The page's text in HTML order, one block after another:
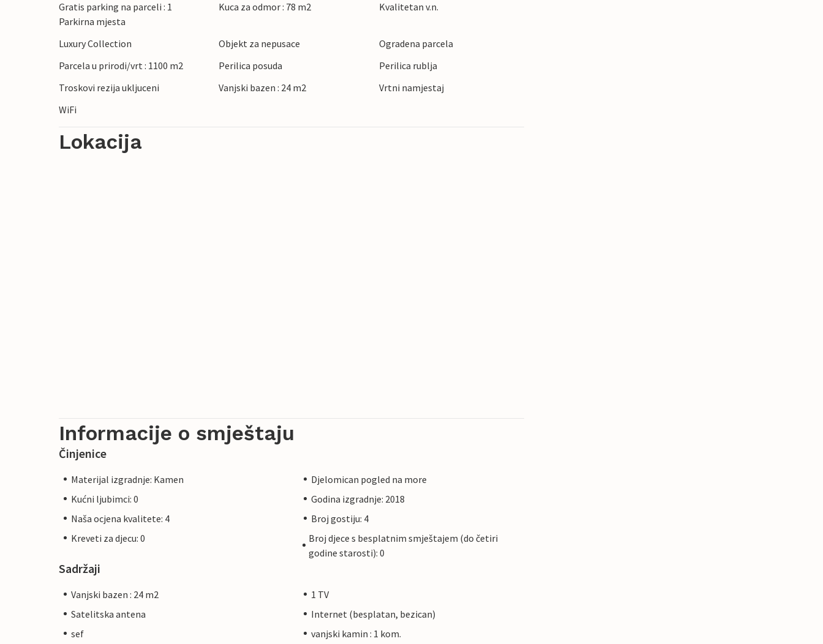
Gratis parking na parceli : 1
Parkirna mjesta
Kuca za odmor : 78 m2 Kvalitetan v.n.
Luxury Collection Objekt za nepusace
Ogradena parcela
Parcela u prirodi/vrt : 1100 m2
Perilica posuda
Perilica rublja
Troskovi rezija ukljuceni
Vanjski bazen : 24 m2
Vrtni namjestaj
WiFi
Lokacija
Informacije o smještaju
Činjenice
Materijal izgradnje: Kamen
Djelomican pogled na more
Kućni ljubimci: 0
Godina izgradnje: 2018
Naša ocjena kvalitete: 4
Broj gostiju: 4
Kreveti za djecu: 0
Broj djece s besplatnim smještajem (do četiri
godine starosti): 0
Sadržaji
Vanjski bazen : 24 m2
1 TV
Satelitska antena
Internet (besplatan, bezican)
sef
vanjski kamin : 1 kom.